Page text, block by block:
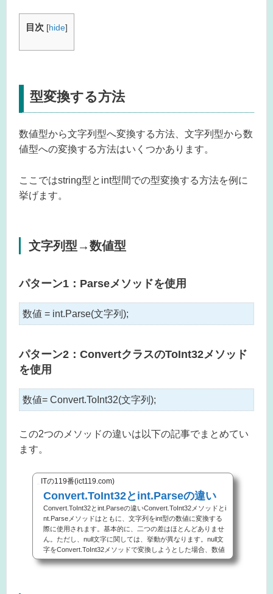
目次 [hide]
型変換する方法
数値型から文字列型へ変換する方法、文字列型から数
値型への変換する方法はいくつかあります。
ここではstring型とint型間での型変換する方法を例に
挙げます。
文字列型→数値型
パターン1：Parseメソッドを使用
数値 = int.Parse(文字列);
パターン2：ConvertクラスのToInt32メソッド
を使用
数値= Convert.ToInt32(文字列);
この2つのメソッドの違いは以下の記事でまとめてい
ます。
ITの119番(ict119.com)
Convert.ToInt32とint.Parseの違い
Convert.ToInt32とint.Parseの違いConvert.ToInt32メソッドとi
nt.Parseメソッドはともに、文字列をint型の数値に変換する
際に使用されます。基本的に、二つの差はほとんどありませ
ん。ただし、null文字に関しては、挙動が異なります。null文
字をConvert.ToInt32メソッドで変換しようとした場合、数値
は0として返します。null文字をint.Parseメソッドで変換しよ